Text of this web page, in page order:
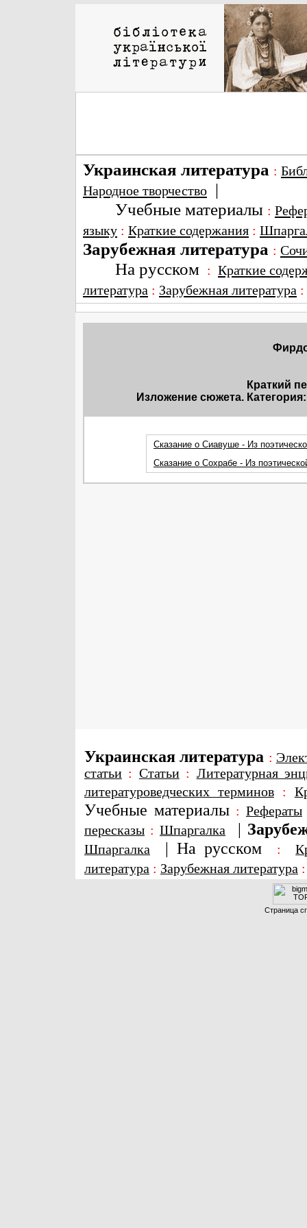
Украинская литература :
Народное творчество |
Учебные материалы :
языку : Краткие содержания :
Зарубежная литература :
На русском : Краткие
литература : Зарубежная литература
Краткий
Изложение сюжета.
Сказание о Сиавуше - Из
Сказание о Сохрабе - Из
Украинская литература :
статьи : Статьи: Литературная
литературоведческих терминов:
Учебные материалы : Рефераты
пересказы : Шпаргалка |
Шпаргалка | На русском :
литература : Зарубежная литература
Страница